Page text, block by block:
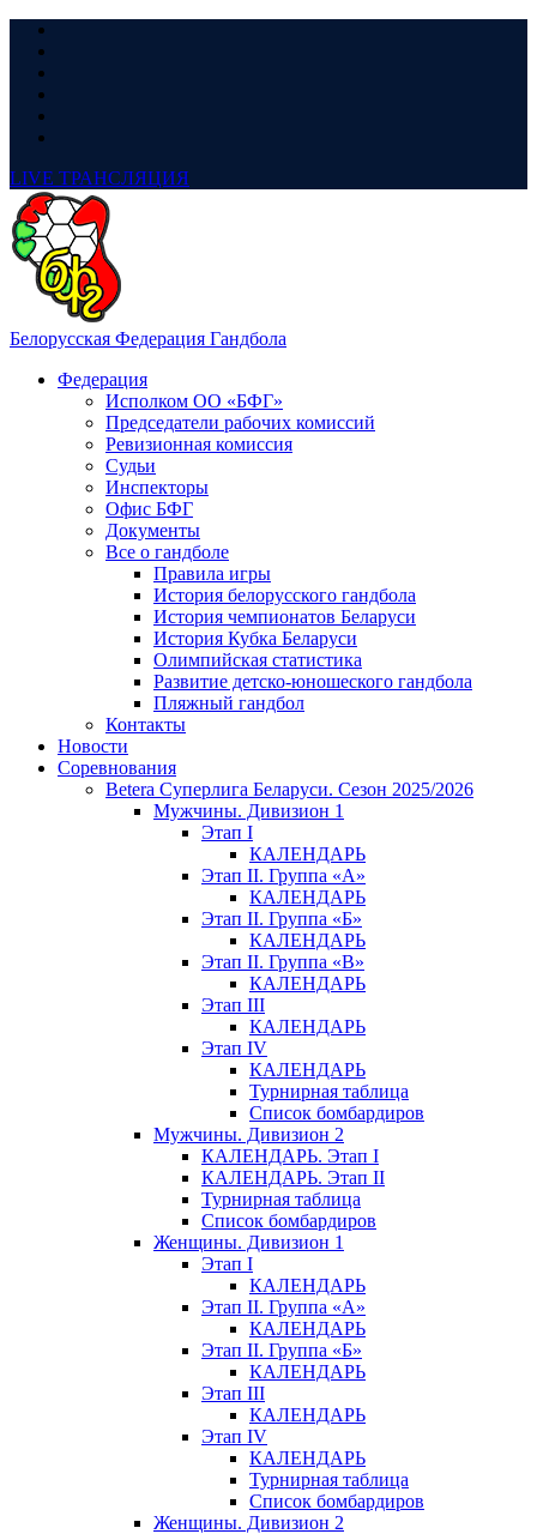
LIVE ТРАНСЛЯЦИЯ
Белорусская Федерация Гандбола
Федерация
Исполком ОО «БФГ»
Председатели рабочих комиссий
Ревизионная комиссия
Судьи
Инспекторы
Офис БФГ
Документы
Все о гандболе
Правила игры
История белорусского гандбола
История чемпионатов Беларуси
История Кубка Беларуси
Олимпийская статистика
Развитие детско-юношеского гандбола
Пляжный гандбол
Контакты
Новости
Соревнования
Betera Суперлига Беларуси. Сезон 2025/2026
Мужчины. Дивизион 1
Этап I
КАЛЕНДАРЬ
Этап II. Группа «А»
КАЛЕНДАРЬ
Этап II. Группа «Б»
КАЛЕНДАРЬ
Этап II. Группа «В»
КАЛЕНДАРЬ
Этап III
КАЛЕНДАРЬ
Этап IV
КАЛЕНДАРЬ
Турнирная таблица
Список бомбардиров
Мужчины. Дивизион 2
КАЛЕНДАРЬ. Этап I
КАЛЕНДАРЬ. Этап II
Турнирная таблица
Список бомбардиров
Женщины. Дивизион 1
Этап I
КАЛЕНДАРЬ
Этап II. Группа «А»
КАЛЕНДАРЬ
Этап II. Группа «Б»
КАЛЕНДАРЬ
Этап III
КАЛЕНДАРЬ
Этап IV
КАЛЕНДАРЬ
Турнирная таблица
Список бомбардиров
Женщины. Дивизион 2